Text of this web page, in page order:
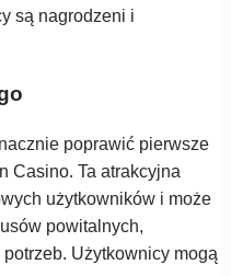
są nagrodzeni i
poprawić pierwsze
Casino. Ta atrakcyjna
użytkowników i może
powitalnych,
Użytkownicy mogą